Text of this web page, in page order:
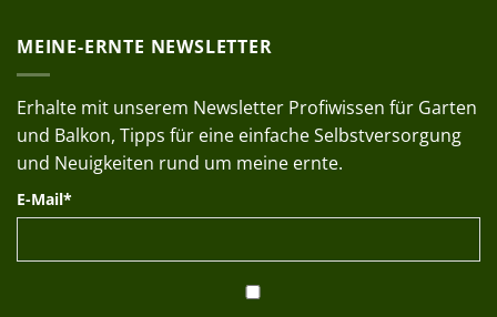
MEINE-ERNTE NEWSLETTER
Erhalte mit unserem Newsletter Profiwissen für Garten
und Balkon, Tipps für eine einfache Selbstversorgung
und Neuigkeiten rund um meine ernte.
E-Mail*